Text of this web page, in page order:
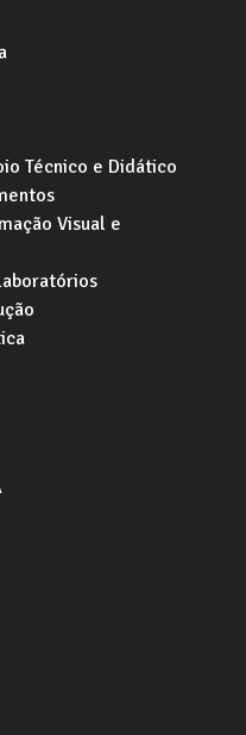
Técnico e Didático
Visual e